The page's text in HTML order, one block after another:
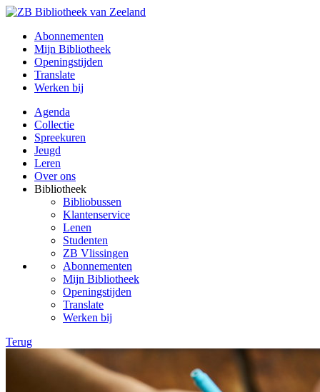
Abonnementen
Mijn Bibliotheek
Openingstijden
Translate
Werken bij
Agenda
Collectie
Spreekuren
Jeugd
Leren
Over ons
Bibliotheek
Bibliobussen
Klantenservice
Lenen
Studenten
ZB Vlissingen
Abonnementen
Mijn Bibliotheek
Openingstijden
Translate
Werken bij
Terug